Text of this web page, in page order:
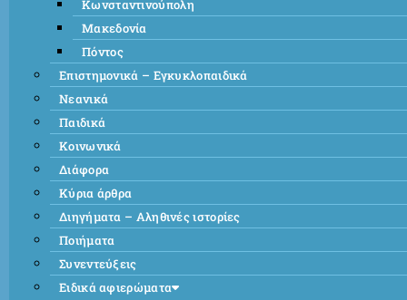
Κωνσταντινούπολη
Μακεδονία
Πόντος
Επιστημονικά – Εγκυκλοπαιδικά
Νεανικά
Παιδικά
Κοινωνικά
Διάφορα
Κύρια άρθρα
Διηγήματα – Αληθινές ιστορίες
Ποιήματα
Συνεντεύξεις
Ειδικά αφιερώματα